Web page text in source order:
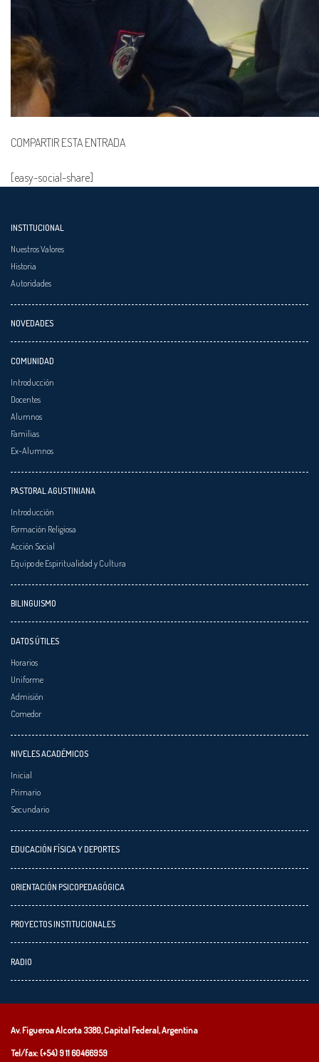
COMPARTIR ESTA ENTRADA
[easy-social-share]
INSTITUCIONAL
Nuestros Valores
Historia
Autoridades
NOVEDADES
COMUNIDAD
Introducción
Docentes
Alumnos
Familias
Ex-Alumnos
PASTORAL AGUSTINIANA
Introducción
Formación Religiosa
Acción Social
Equipo de Espiritualidad y Cultura
BILINGUISMO
DATOS ÚTILES
Horarios
Uniforme
Admisión
Comedor
NIVELES ACADÉMICOS
Inicial
Primario
Secundario
EDUCACIÓN FÍSICA Y DEPORTES
ORIENTACIÓN PSICOPEDAGÓGICA
PROYECTOS INSTITUCIONALES
RADIO
Av. Figueroa Alcorta 3380, Capital Federal, Argentina
Tel/fax: (+54)9 11 60466959